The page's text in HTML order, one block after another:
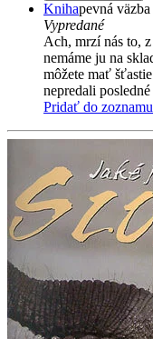
Knihapevná väzba
Vypredané
Ach, mrzí nás to,
nemáme ju na
môžete mať
nepredali posledné
Pridať do zoznamu